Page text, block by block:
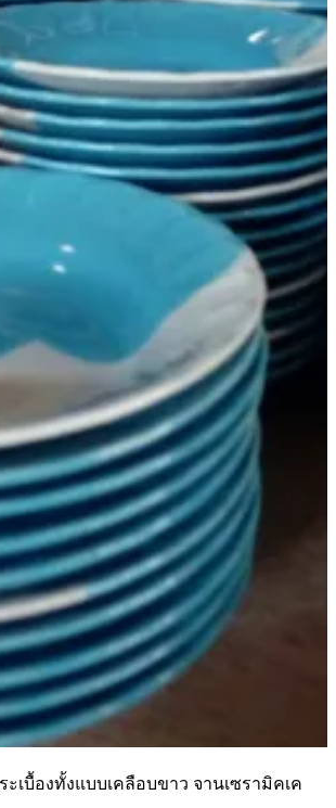
เบื้องทั้งแบบเคลือบขาว จานเซรามิคเค